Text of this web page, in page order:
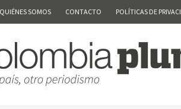
QUIÉNES SOMOS CONTACTO POLÍTICAS DE